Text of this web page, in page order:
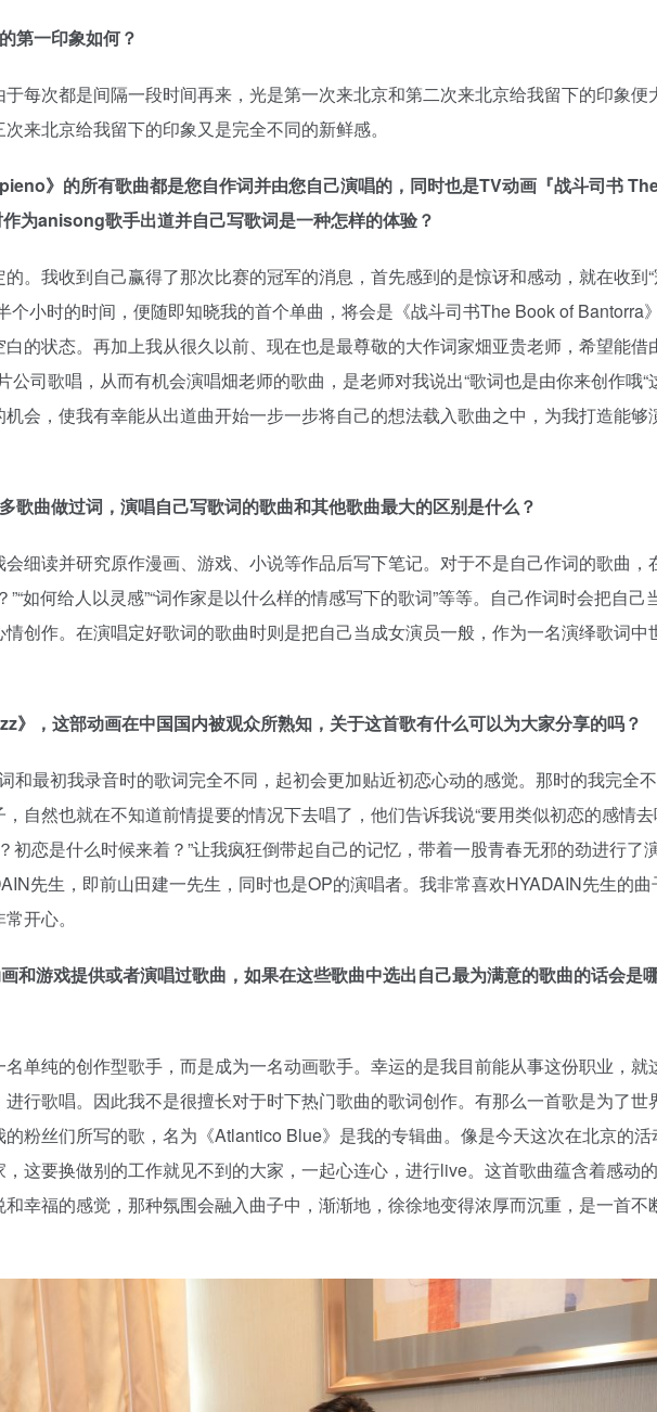
第一印象如何？
每次都是间隔一段时间再来，光是第一次来北京和第二次来北京给我留下的印象便
来北京给我留下的印象又是完全不同的新鲜感。
》的所有歌曲都是您自作词并由您自己演唱的，同时也是TV动画『战斗司书
为anisong歌手出道并自己写歌词是一种怎样的体验？
。我收到自己赢得了那次比赛的冠军的消息，首先感到的是惊讶和感动，就在收到
个小时的时间，便随即知晓我的首个单曲，将会是《战斗司书The Book of Bantorra
的状态。再加上我从很久以前、现在也是最尊敬的大作词家畑亚贵老师，希望能借
公司歌唱，从而有机会演唱畑老师的歌曲，是老师对我说出“歌词也是由你来创作哦“
会，使我有幸能从出道曲开始一步一步将自己的想法载入歌曲之中，为我打造能够
歌曲做过词，演唱自己写歌词的歌曲和其他歌曲最大的区别是什么？
细读并研究原作漫画、游戏、小说等作品后写下笔记。对于不是自己作词的歌曲，
如何给人以灵感”“词作家是以什么样的情感写下的歌词”等等。自己作词时会把自己
创作。在演唱定好歌词的歌曲时则是把自己当成女演员一般，作为一名演绎歌词中
》，这部动画在中国国内被观众所熟知，关于这首歌有什么可以为大家分享的吗？
和最初我录音时的歌词完全不同，起初会更加贴近初恋心动的感觉。那时的我完全
自然也就在不知道前情提要的情况下去唱了，他们告诉我说“要用类似初恋的感情去
初恋是什么时候来着？”让我疯狂倒带起自己的记忆，带着一股青春无邪的劲进行了
先生，即前山田建一先生，同时也是OP的演唱者。我非常喜欢HYADAIN先生的曲
开心。
和游戏提供或者演唱过歌曲，如果在这些歌曲中选出自己最为满意的歌曲的话会是
单纯的创作型歌手，而是成为一名动画歌手。幸运的是我目前能从事这份职业，就
行歌唱。因此我不是很擅长对于时下热门歌曲的歌词创作。有那么一首歌是为了世
粉丝们所写的歌，名为《Atlantico Blue》是我的专辑曲。像是今天这次在北京的活
这要换做别的工作就见不到的大家，一起心连心，进行live。这首歌曲蕴含着感动
幸福的感觉，那种氛围会融入曲子中，渐渐地，徐徐地变得浓厚而沉重，是一首不